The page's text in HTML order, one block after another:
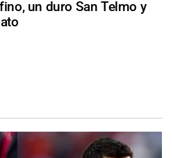
un duro San Telmo y